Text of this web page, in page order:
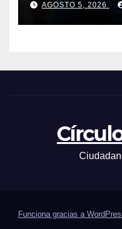
AGOSTO 5, 2026
Funciona gracias a